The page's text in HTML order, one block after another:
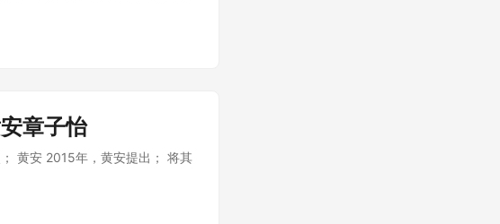
章子怡
黄安 2015年，黄安提出； 将其